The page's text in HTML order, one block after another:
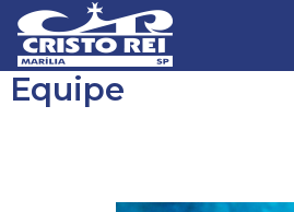
Equipe